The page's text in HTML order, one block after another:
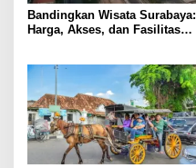
Bandingkan Wisata Surabaya:
Harga, Akses, dan Fasilitas